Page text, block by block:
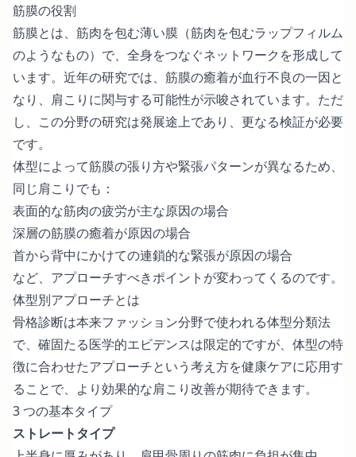
筋膜の役割
筋膜とは、筋肉を包む薄い膜（筋肉を包むラップフィルム
のようなもの）で、全身をつなぐネットワークを形成して
います。近年の研究では、筋膜の癒着が血行不良の一因と
なり、肩こりに関与する可能性が示唆されています。ただ
し、この分野の研究は発展途上であり、更なる検証が必要
です。
体型によって筋膜の張り方や緊張パターンが異なるため、
同じ肩こりでも：
表面的な筋肉の疲労が主な原因の場合
深層の筋膜の癒着が原因の場合
首から背中にかけての連鎖的な緊張が原因の場合
など、アプローチすべきポイントが変わってくるのです。
体型別アプローチとは
骨格診断は本来ファッション分野で使われる体型分類法
で、確固たる医学的エビデンスは限定的ですが、体型の特
徴に合わせたアプローチという考え方を健康ケアに応用す
ることで、より効果的な肩こり改善が期待できます。
3 つの基本タイプ
ストレートタイプ